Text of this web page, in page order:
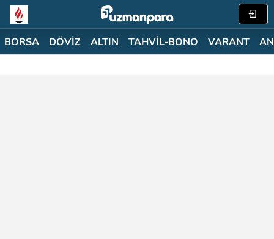
BORSA DÖVİZ ALTIN TAHVİL-BONO VARANT